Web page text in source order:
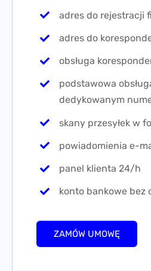
adres do rejestracji
adres do
obsługa
podstawowa
dedykowanym
skany przesyłek w
powiadomienia e-
panel klienta 24/h
konto bankowe bez
ZAMÓW UMOWĘ